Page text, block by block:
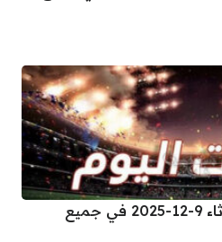
مواعيد مباريات اليوم الثلاثاء 9-12-2025 في جميع